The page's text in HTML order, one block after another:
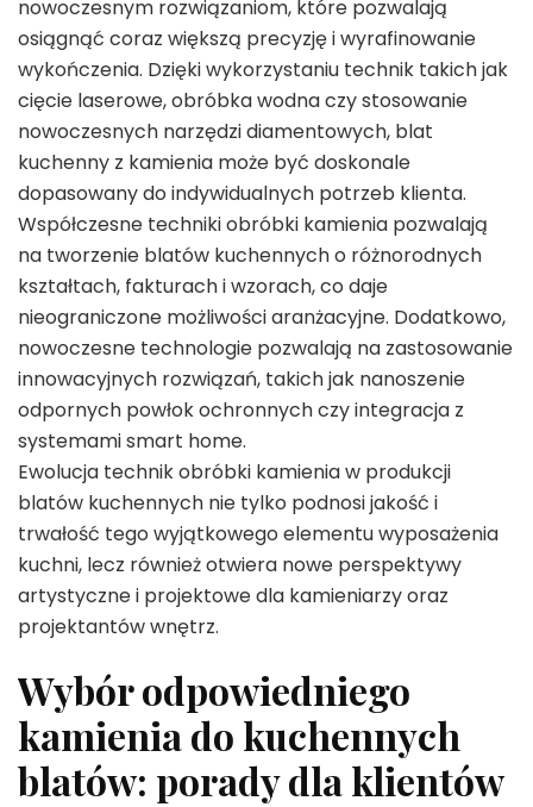
nowoczesnym rozwiązaniom, które pozwalają
osiągnąć coraz większą precyzję i wyrafinowanie
wykończenia. Dzięki wykorzystaniu technik takich jak
cięcie laserowe, obróbka wodna czy stosowanie
nowoczesnych narzędzi diamentowych, blat
kuchenny z kamienia może być doskonale
dopasowany do indywidualnych potrzeb klienta.
Współczesne techniki obróbki kamienia pozwalają
na tworzenie blatów kuchennych o różnorodnych
kształtach, fakturach i wzorach, co daje
nieograniczone możliwości aranżacyjne. Dodatkowo,
nowoczesne technologie pozwalają na zastosowanie
innowacyjnych rozwiązań, takich jak nanoszenie
odpornych powłok ochronnych czy integracja z
systemami smart home.
Ewolucja technik obróbki kamienia w produkcji
blatów kuchennych nie tylko podnosi jakość i
trwałość tego wyjątkowego elementu wyposażenia
kuchni, lecz również otwiera nowe perspektywy
artystyczne i projektowe dla kamieniarzy oraz
projektantów wnętrz.
Wybór odpowiedniego
kamienia do kuchennych
blatów: porady dla klientów